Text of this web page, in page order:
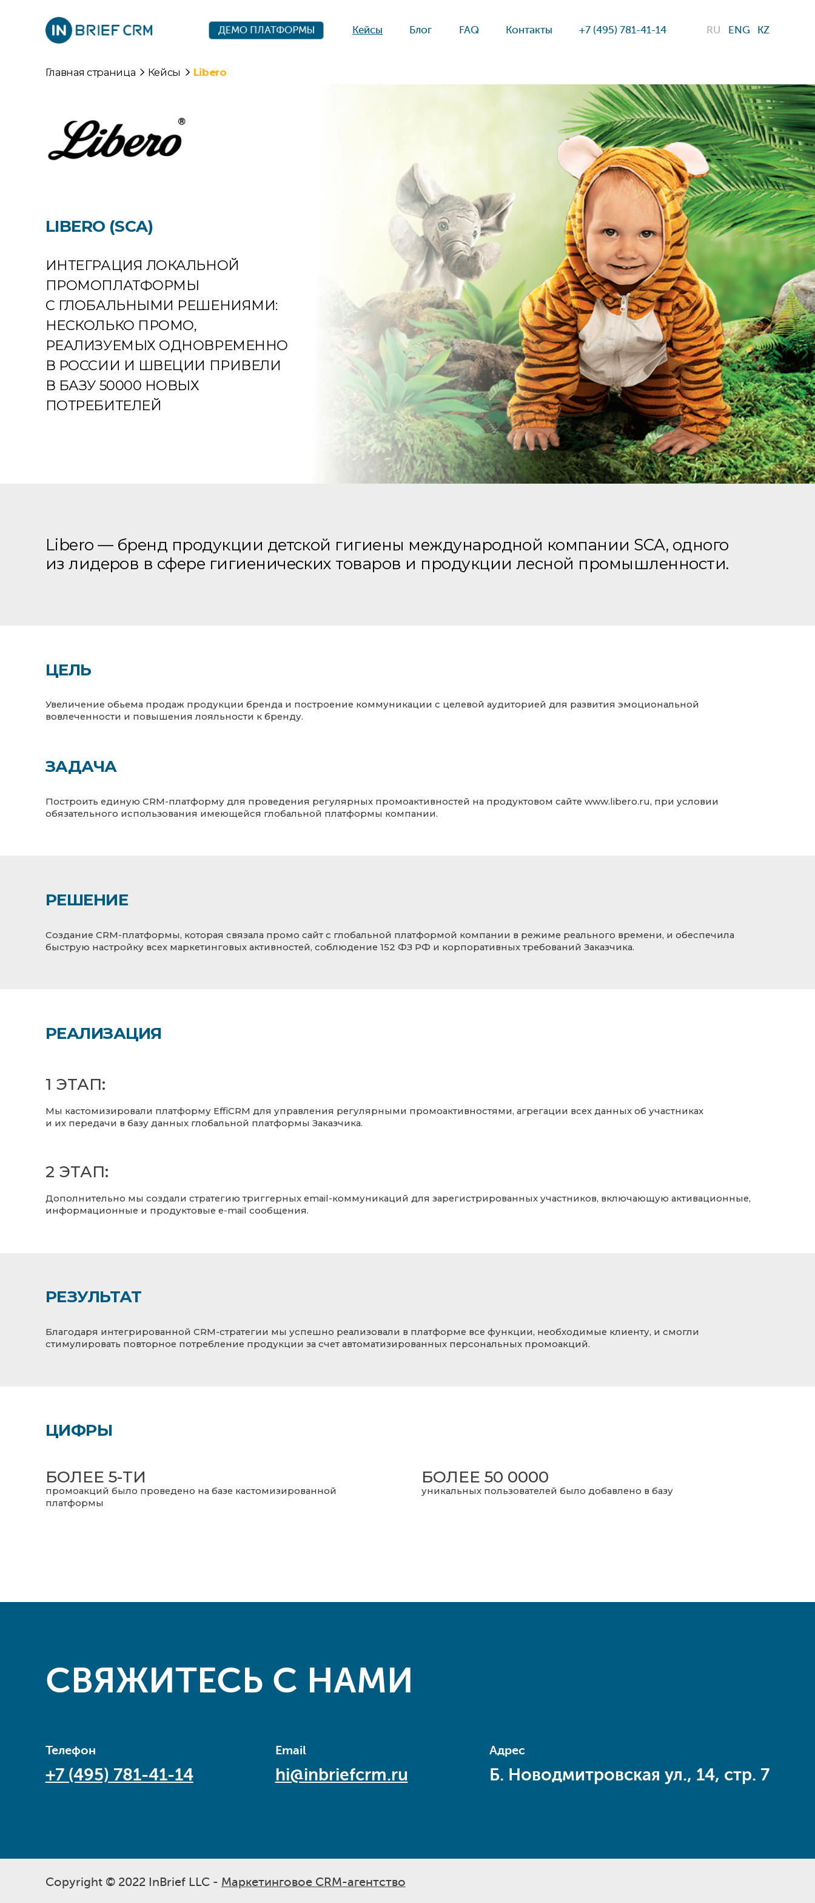
ДЕМО ПЛАТФОРМЫ Кейсы Блог FAQ Контакты +7 (495) 781-41-14 RU ENG KZ
Главная страница Кейсы Libero
LIBERO (SCA)
ИНТЕГРАЦИЯ ЛОКАЛЬНОЙ
ПРОМОПЛАТФОРМЫ
С ГЛОБАЛЬНЫМИ РЕШЕНИЯМИ:
НЕСКОЛЬКО ПРОМО,
РЕАЛИЗУЕМЫХ ОДНОВРЕМЕННО
В РОССИИ И ШВЕЦИИ ПРИВЕЛИ
В БАЗУ 50000 НОВЫХ
ПОТРЕБИТЕЛЕЙ
Libero — бренд продукции детской гигиены международной компании SCA, одного
из лидеров в сфере гигиенических товаров и продукции лесной промышленности.
ЦЕЛЬ
Увеличение обьема продаж продукции бренда и построение коммуникации с целевой аудиторией для развития эмоциональной
вовлеченности и повышения лояльности к бренду.
ЗАДАЧА
Построить единую CRM-платформу для проведения регулярных промоактивностей на продуктовом сайте www.libero.ru, при условии
обязательного использования имеющейся глобальной платформы компании.
РЕШЕНИЕ
Создание СRM-платформы, которая связала промо сайт с глобальной платформой компании в режиме реального времени, и обеспечила
быструю настройку всех маркетинговых активностей, соблюдение 152 ФЗ РФ и корпоративных требований Заказчика.
РЕАЛИЗАЦИЯ
1 ЭТАП:
Мы кастомизировали платформу EffiCRM для управления регулярными промоактивностями, агрегации всех данных об участниках
и их передачи в базу данных глобальной платформы Заказчика.
2 ЭТАП:
Дополнительно мы создали стратегию триггерных email-коммуникаций для зарегистрированных участников, включающую активационные,
информационные и продуктовые e-mail сообщения.
РЕЗУЛЬТАТ
Благодаря интегрированной CRM-стратегии мы успешно реализовали в платформе все функции, необходимые клиенту, и смогли
стимулировать повторное потребление продукции за счет автоматизированных персональных промоакций.
ЦИФРЫ
БОЛЕЕ 5-ТИ
промоакций было проведено на базе кастомизированной
платформы
БОЛЕЕ 50 0000
уникальных пользователей было добавлено в базу
СВЯЖИТЕСЬ С НАМИ
Телефон
+7 (495) 781-41-14
Email
hi@inbriefcrm.ru
Адрес
Б. Новодмитровская ул., 14, стр. 7
Copyright © 2022 InBrief LLC - Маркетинговое CRM-агентство